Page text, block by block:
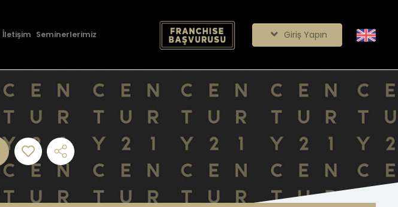
İletişim Seminerlerimiz Giriş Yapın